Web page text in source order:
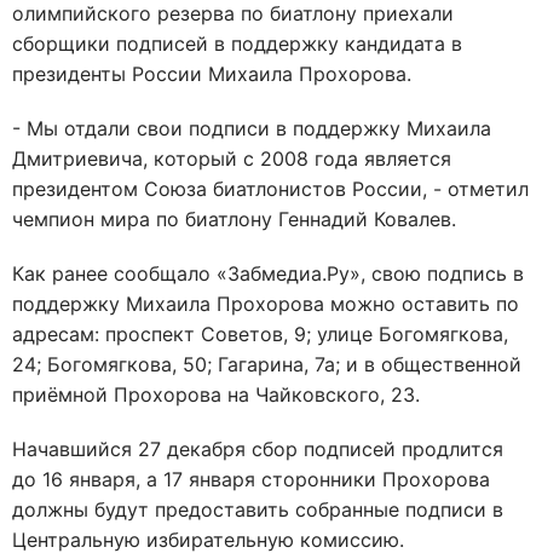
олимпийского резерва по биатлону приехали
сборщики подписей в поддержку кандидата в
президенты России Михаила Прохорова.
- Мы отдали свои подписи в поддержку Михаила
Дмитриевича, который с 2008 года является
президентом Союза биатлонистов России, - отметил
чемпион мира по биатлону Геннадий Ковалев.
Как ранее сообщало «Забмедиа.Ру», свою подпись в
поддержку Михаила Прохорова можно оставить по
адресам: проспект Советов, 9; улице Богомягкова,
24; Богомягкова, 50; Гагарина, 7а; и в общественной
приёмной Прохорова на Чайковского, 23.
Начавшийся 27 декабря сбор подписей продлится
до 16 января, а 17 января сторонники Прохорова
должны будут предоставить собранные подписи в
Центральную избирательную комиссию.